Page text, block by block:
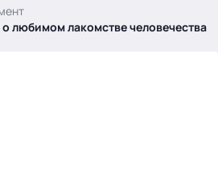
любимом лакомстве человечества